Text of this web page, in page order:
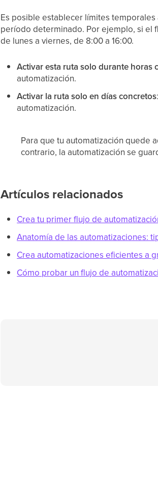
Es posible establecer límites
período determinado. Por ejemplo, si el
de lunes a viernes, de 8:00 a 16:00.
Activar esta ruta solo durante horas
automatización.
Activar la ruta solo en días concretos
automatización.
Para que tu automatización quede
contrario, la automatización se
Artículos relacionados
Crea tu primer flujo de
Anatomía de las automatizaciones:
Crea automatizaciones eficientes a
Cómo probar un flujo de